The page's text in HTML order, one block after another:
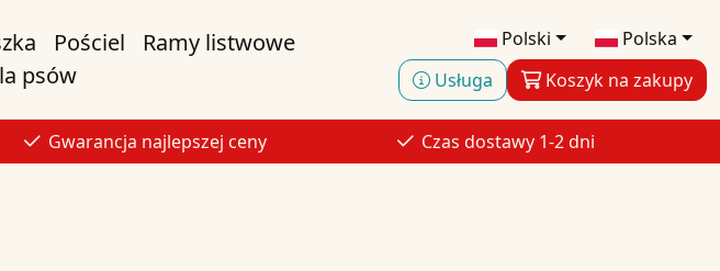
Polski
Polska
Usługa
Koszyk na zakupy
Pościel
Ramy listwowe
psów
Gwarancja najlepszej ceny Czas dostawy 1-2 dni